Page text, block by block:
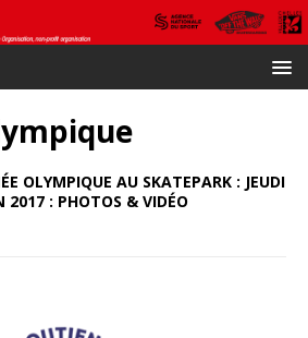
OLYMPIQUE AU SKATEPARK : JEUDI
2017 : PHOTOS & VIDÉO